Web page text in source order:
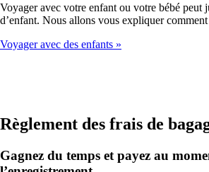
Voyager avec votre enfant ou votre bébé peut
d’enfant. Nous allons vous expliquer
Voyager avec des enfants
Règlement des frais de
Gagnez du temps et payez au